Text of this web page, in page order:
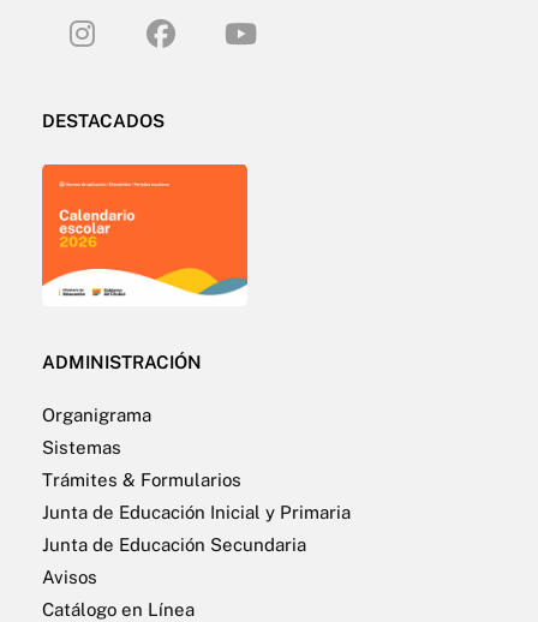
DESTACADOS
ADMINISTRACIÓN
Organigrama
Sistemas
Trámites & Formularios
Junta de Educación Inicial y Primaria
Junta de Educación Secundaria
Avisos
Catálogo en Línea